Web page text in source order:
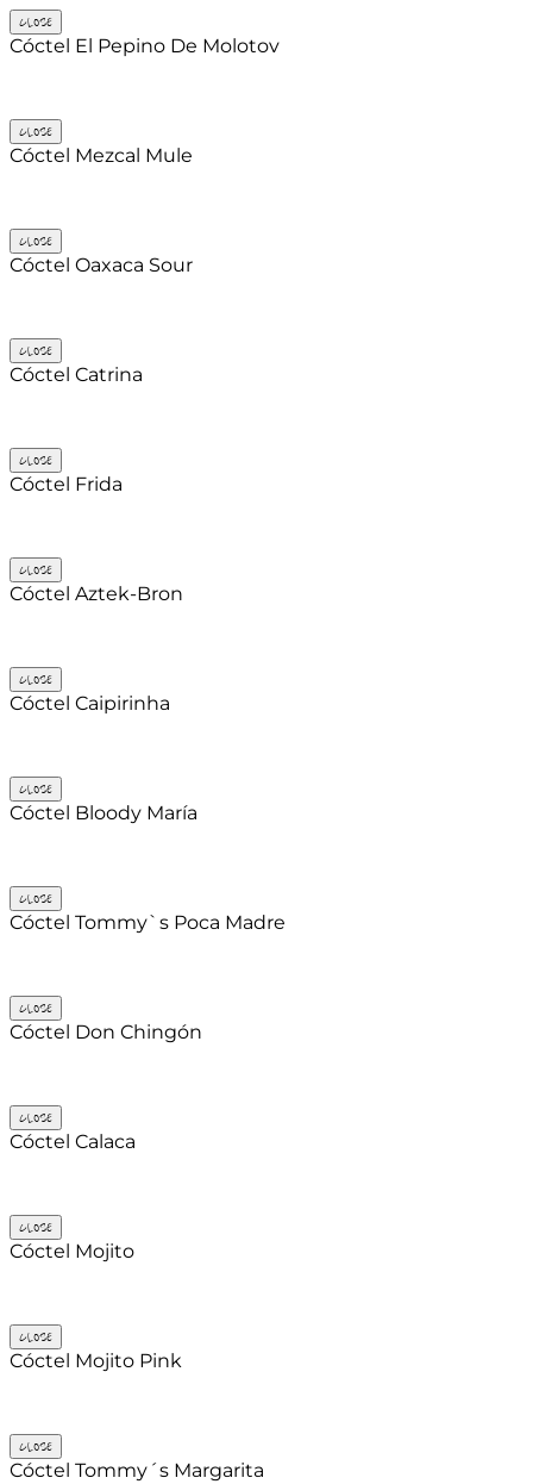
CLOSE
Cóctel El Pepino De Molotov
CLOSE
Cóctel Mezcal Mule
CLOSE
Cóctel Oaxaca Sour
CLOSE
Cóctel Catrina
CLOSE
Cóctel Frida
CLOSE
Cóctel Aztek-Bron
CLOSE
Cóctel Caipirinha
CLOSE
Cóctel Bloody María
CLOSE
Cóctel Tommyˋs Poca Madre
CLOSE
Cóctel Don Chingón
CLOSE
Cóctel Calaca
CLOSE
Cóctel Mojito
CLOSE
Cóctel Mojito Pink
CLOSE
Cóctel Tommy´s Margarita